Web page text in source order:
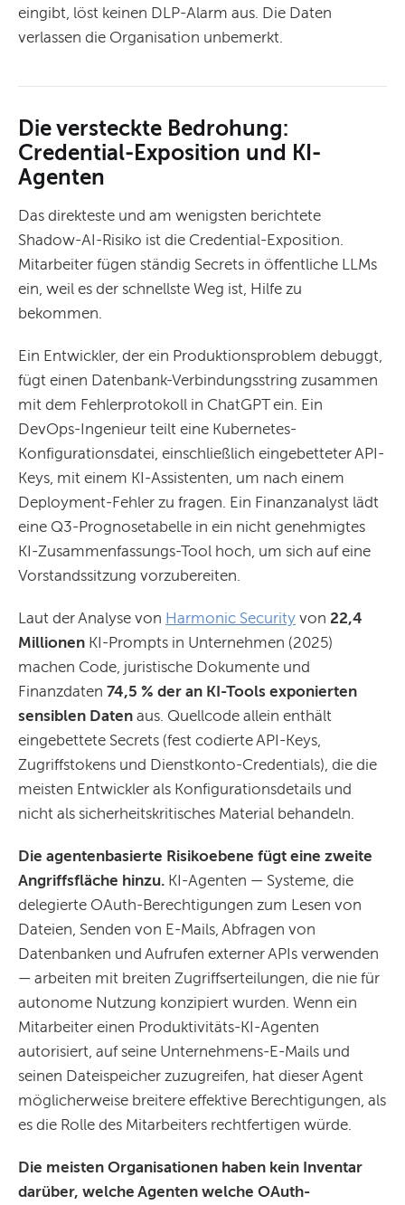
eingibt, löst keinen DLP-Alarm aus. Die Daten
verlassen die Organisation unbemerkt.
Die versteckte Bedrohung:
Credential-Exposition und KI-
Agenten
Das direkteste und am wenigsten berichtete
Shadow-AI-Risiko ist die Credential-Exposition.
Mitarbeiter fügen ständig Secrets in öffentliche LLMs
ein, weil es der schnellste Weg ist, Hilfe zu
bekommen.
Ein Entwickler, der ein Produktionsproblem debuggt,
fügt einen Datenbank-Verbindungsstring zusammen
mit dem Fehlerprotokoll in ChatGPT ein. Ein
DevOps-Ingenieur teilt eine Kubernetes-
Konfigurationsdatei, einschließlich eingebetteter API-
Keys, mit einem KI-Assistenten, um nach einem
Deployment-Fehler zu fragen. Ein Finanzanalyst lädt
eine Q3-Prognosetabelle in ein nicht genehmigtes
KI-Zusammenfassungs-Tool hoch, um sich auf eine
Vorstandssitzung vorzubereiten.
Laut der Analyse von Harmonic Security von 22,4
Millionen KI-Prompts in Unternehmen (2025)
machen Code, juristische Dokumente und
Finanzdaten 74,5 % der an KI-Tools exponierten
sensiblen Daten aus. Quellcode allein enthält
eingebettete Secrets (fest codierte API-Keys,
Zugriffstokens und Dienstkonto-Credentials), die die
meisten Entwickler als Konfigurationsdetails und
nicht als sicherheitskritisches Material behandeln.
Die agentenbasierte Risikoebene fügt eine zweite
Angriffsfläche hinzu. KI-Agenten — Systeme, die
delegierte OAuth-Berechtigungen zum Lesen von
Dateien, Senden von E-Mails, Abfragen von
Datenbanken und Aufrufen externer APIs verwenden
— arbeiten mit breiten Zugriffserteilungen, die nie für
autonome Nutzung konzipiert wurden. Wenn ein
Mitarbeiter einen Produktivitäts-KI-Agenten
autorisiert, auf seine Unternehmens-E-Mails und
seinen Dateispeicher zuzugreifen, hat dieser Agent
möglicherweise breitere effektive Berechtigungen, als
es die Rolle des Mitarbeiters rechtfertigen würde.
Die meisten Organisationen haben kein Inventar
darüber, welche Agenten welche OAuth-